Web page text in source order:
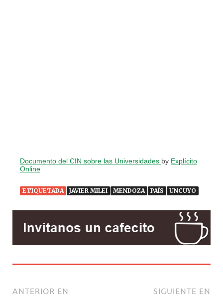
Documento del CIN sobre las Universidades by Explícito
Online
ETIQUETADA JAVIER MILEI MENDOZA PAÍS UNCUYO
ANTERIOR EN
SIGUIENTE EN